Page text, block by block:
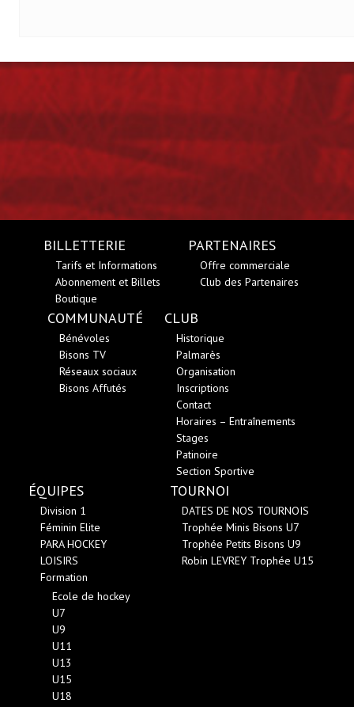
BILLETTERIE
Tarifs et Informations
Abonnement et Billets
Boutique
PARTENAIRES
Offre commerciale
Club des Partenaires
COMMUNAUTÉ
Bénévoles
Bisons TV
Réseaux sociaux
Bisons Affutés
CLUB
Historique
Palmarès
Organisation
Inscriptions
Contact
Horaires – Entraînements
Stages
Patinoire
Section Sportive
ÉQUIPES
Division 1
Féminin Elite
PARA HOCKEY
LOISIRS
Formation
Ecole de hockey
U7
U9
U11
U13
U15
U18
TOURNOI
DATES DE NOS TOURNOIS
Trophée Minis Bisons U7
Trophée Petits Bisons U9
Robin LEVREY Trophée U15